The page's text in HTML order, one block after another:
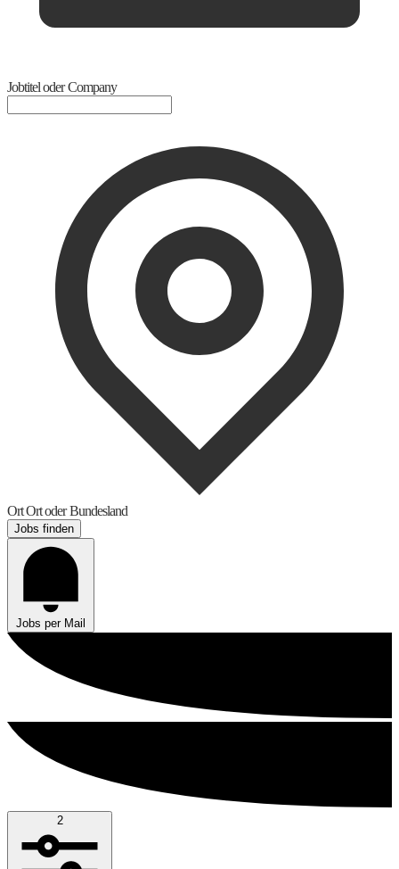
Jobtitel oder Company
OrtOrt oder Bundesland
Jobs finden
Jobs per Mail
2